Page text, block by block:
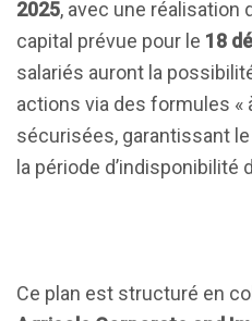
2025, avec une réalisation
capital prévue pour le 18
salariés auront la
actions via des formules «
sécurisées, garantissant
la période d’indisponibilité
Ce plan est structuré en